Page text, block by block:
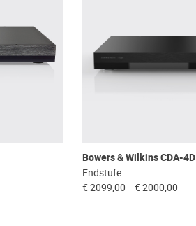
Bowers & Wilkins CDA-4D
Endstufe
€ 2099,00
€ 2000,00